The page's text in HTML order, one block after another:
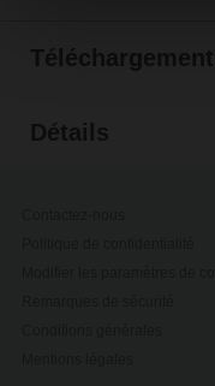
Téléchargements
Détails